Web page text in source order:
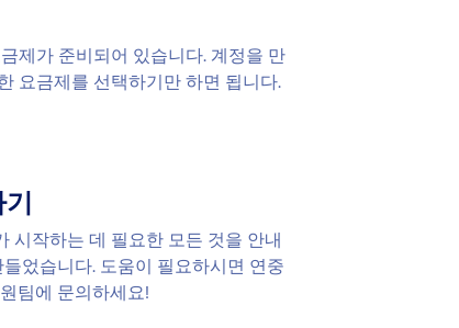
제가 준비되어 있습니다. 계정을 만
요금제를 선택하기만 하면 됩니다.
시작하는 데 필요한 모든 것을 안내
었습니다. 도움이 필요하시면 연중
팀에 문의하세요!